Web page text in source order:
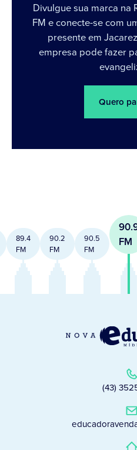
Divulgue sua marca na
FM e conecte-se com
presente em
empresa pode fazer
Quero
89.4
FM
90.2
FM
90.5
FM
FM
(43)